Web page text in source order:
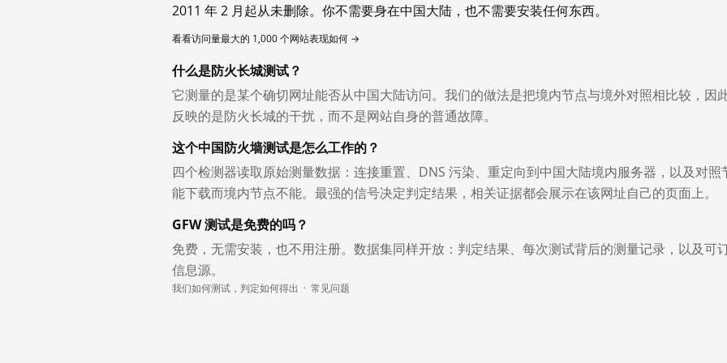
2011 年 2 月起从未删除。你不需要身在中国大陆，也不需要安装任何东西。
看看访问量最大的 1,000 个网站表现如何 →
什么是防火长城测试？
它测量的是某个确切网址能否从中国大陆访问。我们的做法是把境内节点与境外对照相比较，因
反映的是防火长城的干扰，而不是网站自身的普通故障。
这个中国防火墙测试是怎么工作的？
四个检测器读取原始测量数据：连接重置、DNS 污染、重定向到中国大陆境内服务器，以及对照
能下载而境内节点不能。最强的信号决定判定结果，相关证据都会展示在该网址自己的页面上。
GFW 测试是免费的吗？
免费，无需安装，也不用注册。数据集同样开放：判定结果、每次测试背后的测量记录，以及可
信息源。
我们如何测试，判定如何得出 · 常见问题